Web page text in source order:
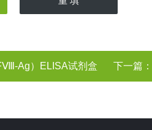
Ag）ELISA试剂盒 下一篇：